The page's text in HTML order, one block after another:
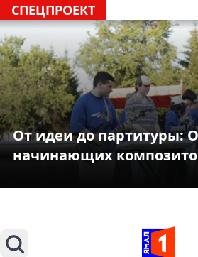
СПЕЦПРОЕКТ
От идеи до партитуры:
начинающих
Поиск